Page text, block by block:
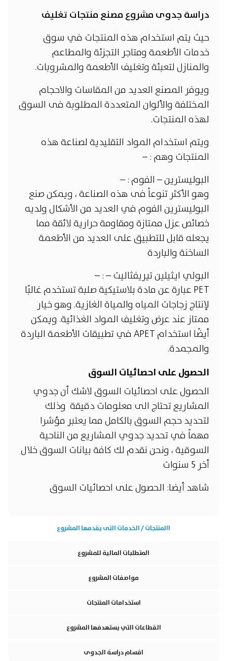
دراسة جدوى مشروع مصنع منتجات تغليف
حيث يتم استخدام هذه المنتجات في سوق
خدمات الأطعمة ومتاجر التجزئة والمطاعم
والمنازل لتعبئة وتغليف الأطعمة والمشروبات.
ويوفر المصنع العديد من المقاسات والاحجام
المختلفة والألوان المتعددة المطلوبة فى السوق
لهذه المنتجات.
ويتم استخدام المواد التقليدية لصناعة هذه
المنتجات وهم : –
البوليسترين – الفوم : –
وهو الأكثر تنوعاً فى هذه الصناعة ، ويمكن صنع
البوليسترين الفوم في العديد من الأشكال ولديه
خصائص عزل ممتازة ومقاومة حرارية لائقة مما
يجعله قابل للتطبيق على العديد من الأطعمة
الساخنة والباردة
البولي ايثيلين تيريفثاليت – : –
PET عبارة عن مادة بلاستيكية صلبة تستخدم غالبًا
لإنتاج زجاجات المياه والمياة الغازية. وهو خيار
ممتاز عند عرض وتغليف المواد الغذائية. ويمكن
أيضًا استخدام APET في تطبيقات الأطعمة الباردة
والمجمدة.
الحصول على احصائيات السوق
الحصول على احصائيات السوق لاشك أن جدوي
المشاريع تحتاج الى معلومات دقيقة وذلك
لتحديد حجم السوق بالكامل مما يعتبر مؤشرا
مهماً في تحديد جدوي المشاريع من الناحية
السوقية ، ونحن نقدم لك كافة بيانات السوق خلال
أخر 5 سنوات
شاهد أيضا: الحصول على احصائيات السوق
االمنتجات / الخدمات التى يقدمها المشروع
المتطلبات المالية للمشروع
مواصفات المشروع
استخدامات المنتجات
القطاعات التي يستهدفها المشروع
اقسام دراسة الجدوى